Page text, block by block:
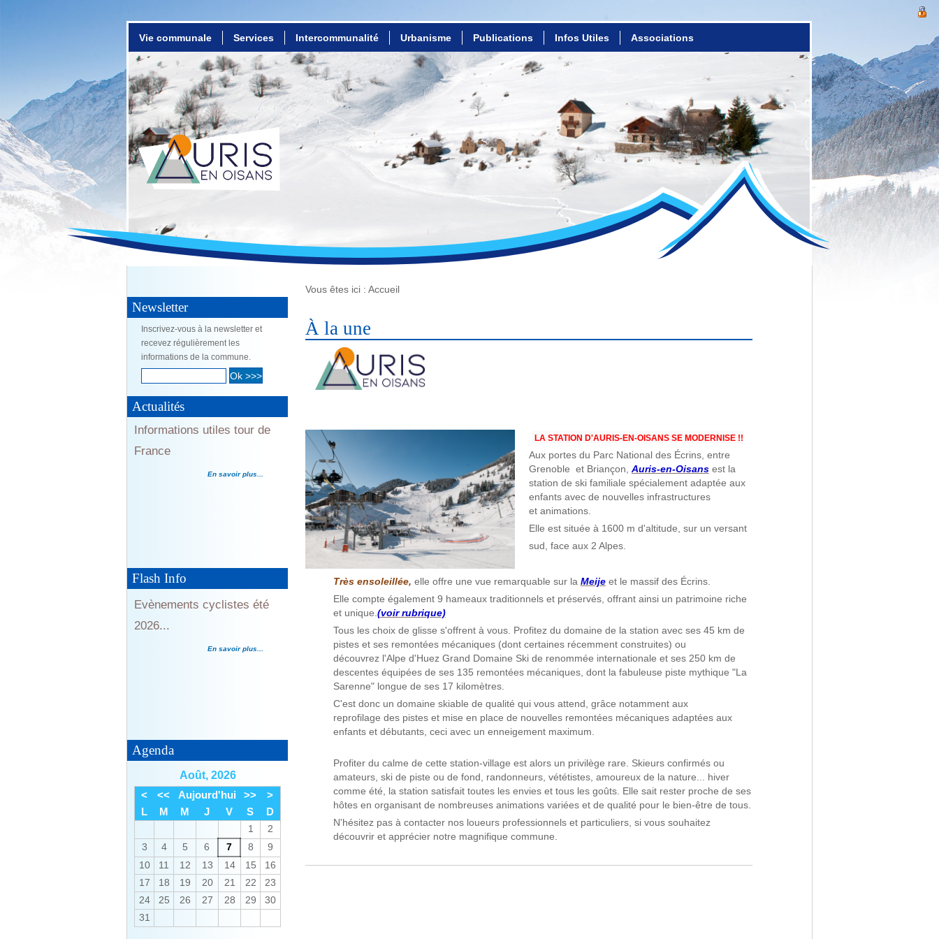
Vie communale Services Intercommunalité Urbanisme Publications Infos Utiles Associations
Newsletter
Inscrivez-vous à la newsletter et
recevez régulièrement les
informations de la commune.
Actualités
Informations utiles tour de
France
En savoir plus...
Informations utiles tour de
Flash Info
Informations utiles tour de
Informations utiles tour de
France
En savoir plus...
Agenda
Août, 2026
<
<< Aujourd'hui >>
>
L
M M J V S D
1
2
3
4 5 6 7 8
9
10
11 12 13 14 15
16
17
18 19 20 21 22
23
24
25 26 27 28 29
30
31
Vous êtes ici : Accueil
À la une
LA STATION D'AURIS-EN-OISANS SE MODERNISE !!
Aux portes du Parc National des Écrins, entre
Grenoble et Briançon, Auris-en-Oisansest la
station de ski familiale spécialement adaptée aux
enfants avec de nouvelles infrastructures
et animations.
Elle est située à 1600 m d'altitude, sur un versant
sud, face aux 2 Alpes.
Très ensoleillée, elle offre une vue remarquable sur la Meijeet le massif des Écrins.
Elle compte également 9 hameaux traditionnels et préservés, offrant ainsi un patrimoine riche
et unique.(voir rubrique)
Tous les choix de glisse s'offrent à vous. Profitez du domaine de la station avec ses 45 km de
pistes et ses remontées mécaniques (dont certaines récemment construites) ou
découvrez l'Alpe d'Huez Grand Domaine Ski de renommée internationale et ses 250 km de
descentes équipées de ses 135 remontées mécaniques, dont la fabuleuse piste mythique "La
Sarenne" longue de ses 17 kilomètres.
C'est donc un domaine skiable de qualité qui vous attend, grâce notamment aux
reprofilage des pistes et mise en place de nouvelles remontées mécaniques adaptées aux
enfants et débutants, ceci avec un enneigement maximum.
Profiter du calme de cette station-village est alors un privilège rare. Skieurs confirmés ou
amateurs, ski de piste ou de fond, randonneurs, vététistes, amoureux de la nature... hiver
comme été, la station satisfait toutes les envies et tous les goûts. Elle sait rester proche de ses
hôtes en organisant de nombreuses animations variées et de qualité pour le bien-être de tous.
N'hésitez pas à contacter nos loueurs professionnels et particuliers, si vous souhaitez
découvrir et apprécier notre magnifique commune.